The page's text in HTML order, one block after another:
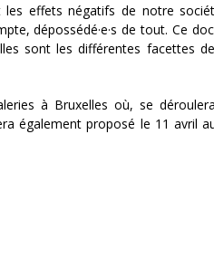
effets négatifs de notre
dépossédé·e·s de tout. Ce
sont les différentes facettes
à Bruxelles où, se
également proposé le 11 avril